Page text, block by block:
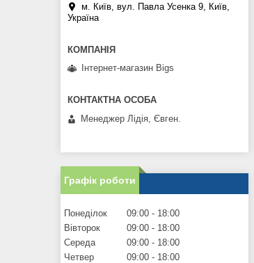
м. Київ, вул. Павла Усенка 9, Київ,
Україна
Інтернет-магазин Bigs
Менеджер Лідія, Євген.
Графік роботи
Понеділок 09:00
18:00
Вівторок
09:00
18:00
Середа
09:00
18:00
Четвер
09:00
18:00